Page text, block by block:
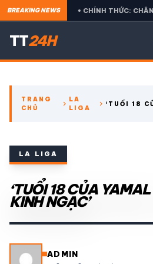
BREAKING NEWS• CHÍNH THỨC: CHÂN SÚT VĨ
TT24H
CÁC GIẢI NGOẠI HẠNG
THỂ THAO TRONG NƯỚC
THỂ THAO
VIDEO
LỊCH THI ĐẤU
TRANG
CHỦ
chevron_right LA
LIGA
chevron_right ‘TUỔI 18
LA LIGA
‘TUỔI 18 CỦA
KINH NGẠC’
ADMIN